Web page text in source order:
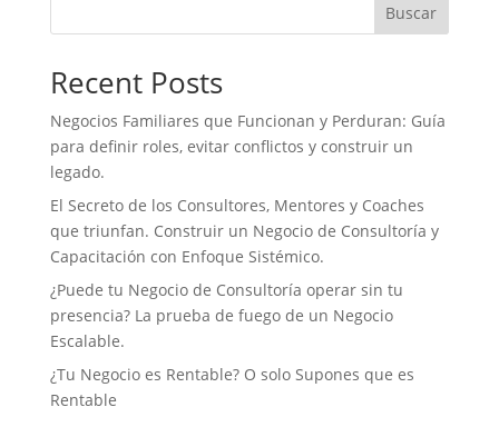
o
r
I
p
Buscar
Recent Posts
Negocios Familiares que Funcionan y Perduran: Guía
para definir roles, evitar conflictos y construir un
legado.
El Secreto de los Consultores, Mentores y Coaches
que triunfan. Construir un Negocio de Consultoría y
Capacitación con Enfoque Sistémico.
¿Puede tu Negocio de Consultoría operar sin tu
presencia? La prueba de fuego de un Negocio
Escalable.
¿Tu Negocio es Rentable? O solo Supones que es
Rentable